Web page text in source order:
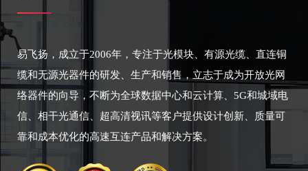
易飞扬，成立于2006年，专注于光模块、有源光缆、直连铜
缆和无源光器件的研发、生产和销售，立志于成为开放光网
络器件的向导，不断为全球数据中心和云计算、5G和城域电
信、相干光通信、超高清视讯等客户提供设计创新、质量可
靠和成本优化的高速互连产品和解决方案。